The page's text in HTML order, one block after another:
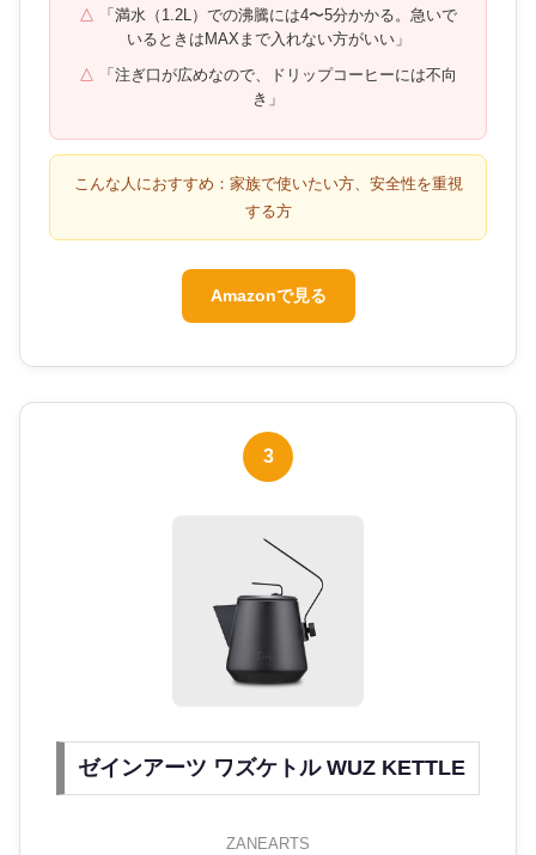
「満水（1.2L）での沸騰には4〜5分かかる。急いで
いるときはMAXまで入れない方がいい」
「注ぎ口が広めなので、ドリップコーヒーには不向
き」
こんな人におすすめ：家族で使いたい方、安全性を重視
する方
Amazonで見る
3
ゼインアーツ ワズケトル WUZ KETTLE
ZANEARTS